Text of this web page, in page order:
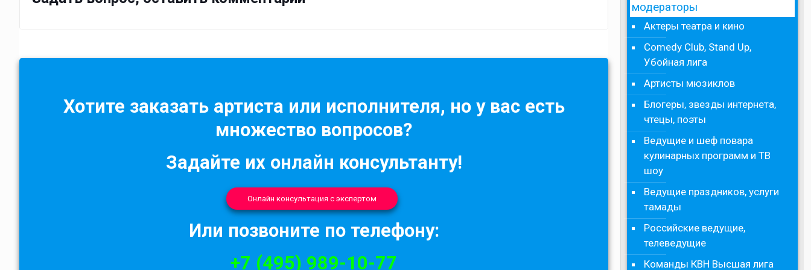
Хотите заказать артиста или исполнителя, но у вас есть
множество вопросов?
Задайте их онлайн консультанту!
Онлайн консультация с экспертом
Или позвоните по телефону:
+7 (495) 989-10-77
модераторы
Актеры театра и кино
Comedy Club, Stand Up,
Убойная лига
Артисты мюзиклов
Блогеры, звезды интернета,
чтецы, поэты
Ведущие и шеф повара
кулинарных программ и ТВ
шоу
Ведущие праздников, услуги
тамады
Российские ведущие,
телеведущие
Команды КВН Высшая лига